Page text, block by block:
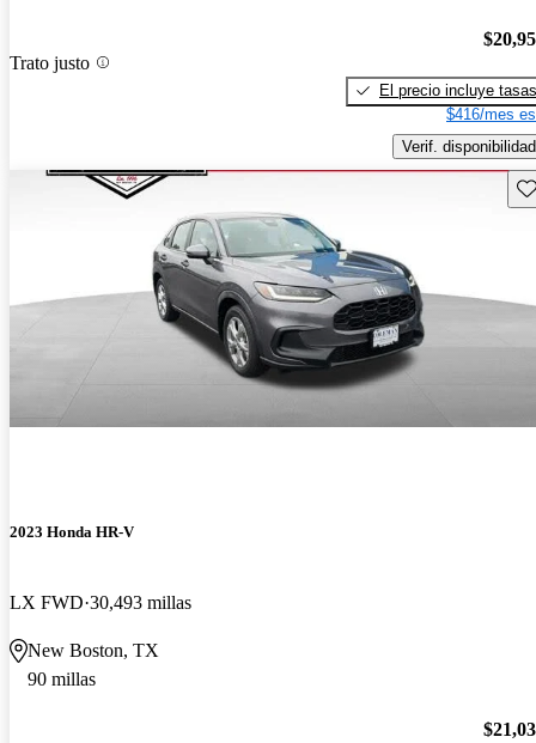
Trato justo
El precio incluye tasas
$416/mes
Verif. disponibilidad
2023 Honda HR-V
LX FWD 30,493 millas
New Boston, TX
90 millas